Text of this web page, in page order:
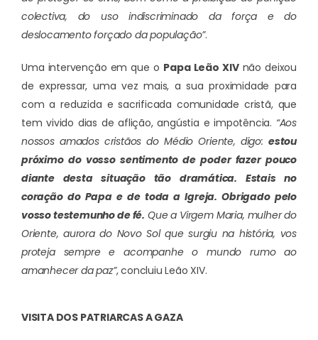
colectiva, do uso indiscriminado da força e do
deslocamento forçado da população”.
Uma intervenção em que o Papa Leão XIVnão deixou
de expressar, uma vez mais, a sua proximidade para
com a reduzida e sacrificada comunidade cristã, que
tem vivido dias de aflição, angústia e impotência. “Aos
nossos amados cristãos do Médio Oriente, digo: estou
próximo do vosso sentimento de poder fazer pouco
diante desta situação tão dramática. Estais no
coração do Papa e de toda a Igreja. Obrigado pelo
vosso testemunho de fé. Que a Virgem Maria, mulher do
Oriente, aurora do Novo Sol que surgiu na história, vos
proteja sempre e acompanhe o mundo rumo ao
amanhecer da paz”, concluiu Leão XIV.
VISITA DOS PATRIARCAS A GAZA